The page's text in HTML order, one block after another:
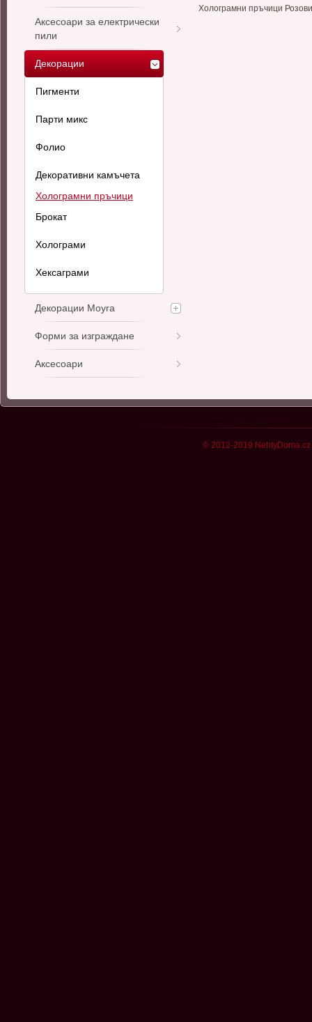
Холограмни пръчици Розови
Аксесоари за електрически
пили
Декорации
Пигменти
Парти микс
Фолио
Декоративни камъчета
Холограмни пръчици
Брокат
Холограми
Хексаграми
Декорации Moyra
Форми за изграждане
Аксесоари
© 2012-2019